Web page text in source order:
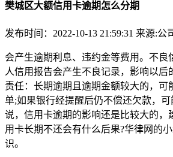
樊城区大额信用卡逾期怎么分期
发布时间：2022-10-13 21:59:31 来源:公
会产生逾期利息、违约金等费用。不良
人信用报告会产生不良记录，影响以后
责任：长期逾期且逾期金额较大的，可
单;如果银行经提醒后仍不偿还欠款，
说，信用卡逾期的影响还是比较大的，
用卡长期不还会有什么后果?华律网的
识。